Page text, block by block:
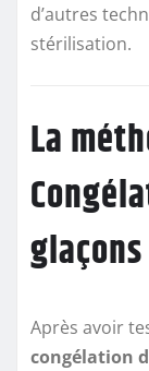
d’autres
stérilisation.
La
glaçons
Après avoir
congélation